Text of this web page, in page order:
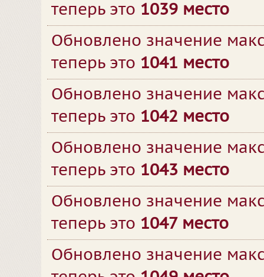
теперь это 1039 место
Обновлено значение
теперь это 1041 место
Обновлено значение
теперь это 1042 место
Обновлено значение
теперь это 1043 место
Обновлено значение
теперь это 1047 место
Обновлено значение